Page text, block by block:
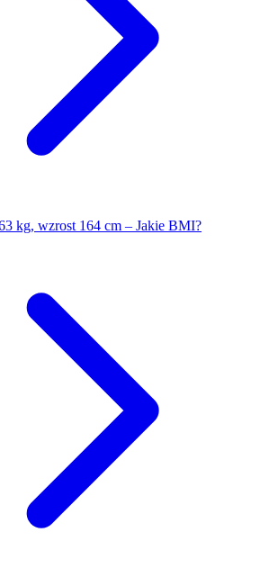
kg, wzrost 164 cm – Jakie BMI?